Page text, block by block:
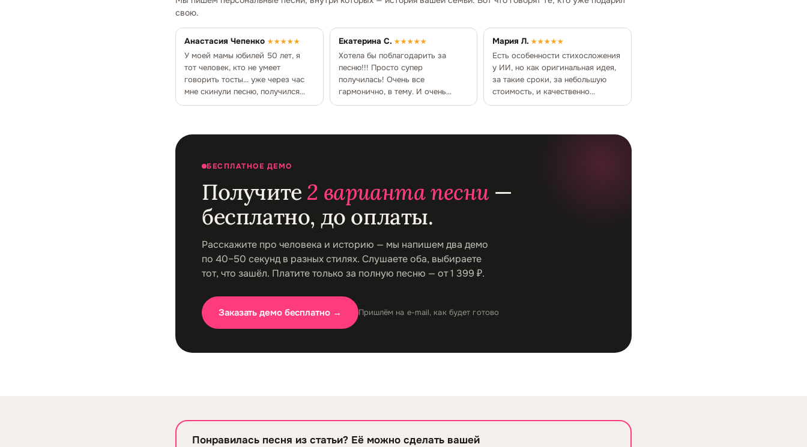
свою.
Анастасия Чепенко ★★★★★
У моей мамы юбилей 50 лет, я
тот человек, кто не умеет
говорить тосты... уже через час
мне скинули песню, получился
просто шедевр
Екатерина С. ★★★★★
Хотела бы поблагодарить за
песню!!! Просто супер
получилась! Очень все
гармонично, в тему. И очень
вежливый персонал, это редкость
Мария Л. ★★★★★
Есть особенности стихосложения
у ИИ, но как оригинальная идея,
за такие сроки, за небольшую
стоимость, и качественно
оформлено — просто класс!
БЕСПЛАТНОЕ ДЕМО
Получите 2 варианта песни —
бесплатно, до оплаты.
Расскажите про человека и историю — мы напишем два демо
по 40–50 секунд в разных стилях. Слушаете оба, выбираете
тот, что зашёл. Платите только за полную песню — от 1 399 ₽.
Заказать демо бесплатно → Пришлём на e-mail, как будет готово
Понравилась песня из статьи? Её можно сделать вашей